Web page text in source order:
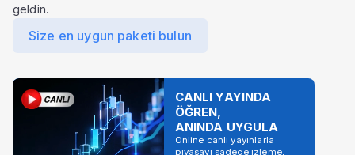
geldin.
Size en uygun paketi bulun
CANLI YAYINDA
ÖĞREN,
ANINDA UYGULA
Online canlı yayınlarla
piyasayı sadece izleme,